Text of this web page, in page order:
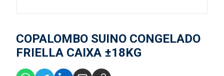
COPALOMBO SUINO CONGELADO
FRIELLA CAIXA ±18KG